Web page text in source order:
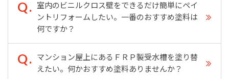
室内のビニルクロス壁をできるだけ簡単にペイ
ントリフォームしたい。一番のおすすめ塗料は
何ですか？
マンション屋上にあるＦＲＰ製受水槽を塗り替
えたい。何かおすすめ塗料ありませんか？